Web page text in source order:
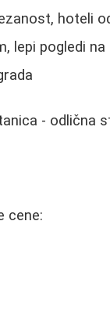
hoteli
lepi pogledi na
- odlična
cene: